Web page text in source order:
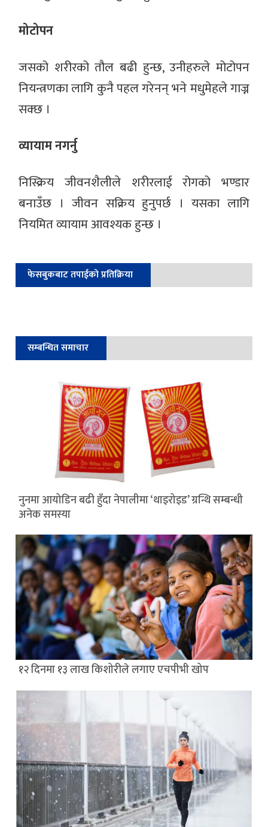
मोटोपन
जसको शरीरको तौल बढी हुन्छ, उनीहरुले मोटोपन
नियन्त्रणका लागि कुनै पहल गरेनन् भने मधुमेहले गाज्न
सक्छ ।
व्यायाम नगर्नु
निस्क्रिय जीवनशैलीले शरीरलाई रोगको भण्डार
बनाउँछ । जीवन सक्रिय हुनुपर्छ । यसका लागि
नियमित व्यायाम आवश्यक हुन्छ ।
फेसबुकबाट तपाईको प्रतिक्रिया
सम्बन्धित समाचार
नुनमा आयोडिन बढी हुँदा नेपालीमा ‘थाइरोइड’ ग्रन्थि सम्बन्धी
अनेक समस्या
१२ दिनमा १३ लाख किशोरीले लगाए एचपीभी खोप